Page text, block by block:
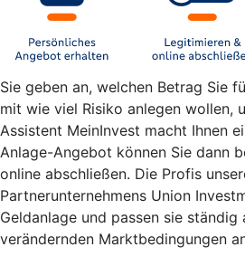
Sie geben an, welchen Betrag Sie
mit wie viel Risiko anlegen wollen,
Assistent MeinInvest macht Ihnen
Anlage-Angebot können Sie dann
online abschließen. Die Profis
Partnerunternehmens Union
Geldanlage und passen sie ständig
verändernden Marktbedingungen